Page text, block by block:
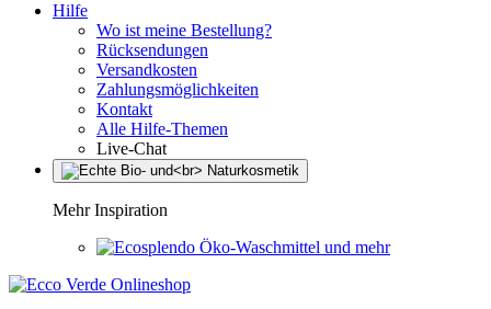
Hilfe
Wo ist meine Bestellung?
Rücksendungen
Versandkosten
Zahlungsmöglichkeiten
Kontakt
Alle Hilfe-Themen
Live-Chat
Mehr Inspiration
Öko-Waschmittel und mehr